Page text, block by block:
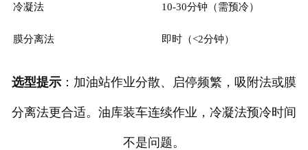
冷凝法 10-30分钟（需预冷）
膜分离法 即时（<2分钟）
选型提示：加油站作业分散、启停频繁，吸附法或膜
分离法更合适。油库装车连续作业，冷凝法预冷时间
不是问题。